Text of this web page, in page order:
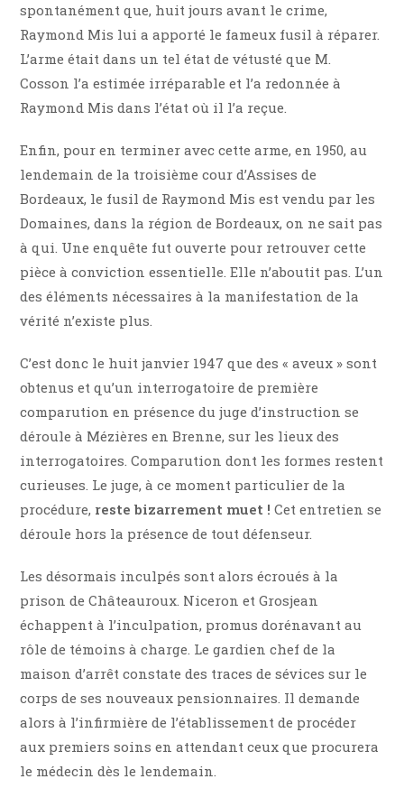
spontanément que, huit jours avant le crime,
Raymond Mis lui a apporté le fameux fusil à réparer.
L’arme était dans un tel état de vétusté que M.
Cosson l’a estimée irréparable et l’a redonnée à
Raymond Mis dans l’état où il l’a reçue.
Enfin, pour en terminer avec cette arme, en 1950, au
lendemain de la troisième cour d’Assises de
Bordeaux, le fusil de Raymond Mis est vendu par les
Domaines, dans la région de Bordeaux, on ne sait pas
à qui. Une enquête fut ouverte pour retrouver cette
pièce à conviction essentielle. Elle n’aboutit pas. L’un
des éléments nécessaires à la manifestation de la
vérité n’existe plus.
C’est donc le huit janvier 1947 que des « aveux » sont
obtenus et qu’un interrogatoire de première
comparution en présence du juge d’instruction se
déroule à Mézières en Brenne, sur les lieux des
interrogatoires. Comparution dont les formes restent
curieuses. Le juge, à ce moment particulier de la
procédure, reste bizarrement muet ! Cet entretien se
déroule hors la présence de tout défenseur.
Les désormais inculpés sont alors écroués à la
prison de Châteauroux. Niceron et Grosjean
échappent à l’inculpation, promus dorénavant au
rôle de témoins à charge. Le gardien chef de la
maison d’arrêt constate des traces de sévices sur le
corps de ses nouveaux pensionnaires. Il demande
alors à l’infirmière de l’établissement de procéder
aux premiers soins en attendant ceux que procurera
le médecin dès le lendemain.